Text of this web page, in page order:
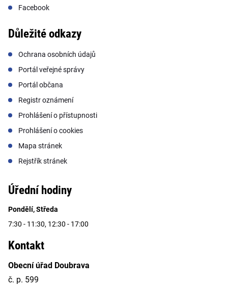
Facebook
Důležité odkazy
Ochrana osobních údajů
Portál veřejné správy
Portál občana
Registr oznámení
Prohlášení o přístupnosti
Prohlášení o cookies
Mapa stránek
Rejstřík stránek
Úřední hodiny
Pondělí, Středa
7:30 - 11:30, 12:30 - 17:00
Kontakt
Obecní úřad Doubrava
č. p. 599